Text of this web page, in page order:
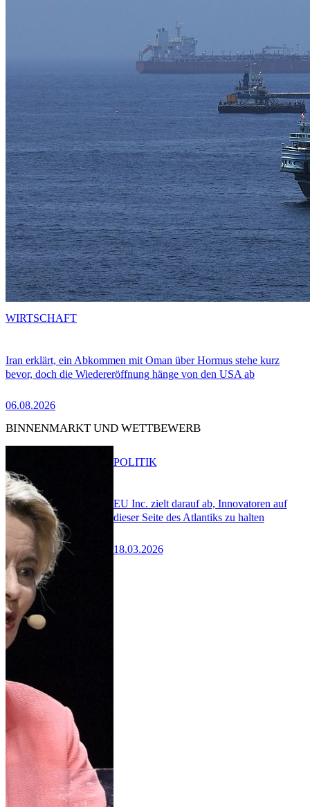
Iran erklärt, ein Abkommen mit Oman über Hormus stehe kurz
bevor, doch die Wiedereröffnung hänge von den USA ab
06.08.2026
WIRTSCHAFT
BINNENMARKT UND WETTBEWERB
EU Inc. zielt darauf ab, Innovatoren auf
dieser Seite des Atlantiks zu halten
18.03.2026
POLITIK